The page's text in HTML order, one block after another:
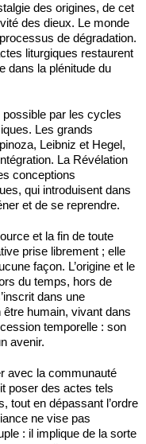
des origines, de cet
des dieux. Le monde
de dégradation.
liturgiques restaurent
dans la plénitude du
possible par les cycles
Les grands
Leibniz et Hegel,
La Révélation
conceptions
qui introduisent dans
et de se reprendre.
et la fin de toute
prise librement ; elle
façon. L’origine et le
du temps, hors de
dans une
humain, vivant dans
temporelle : son
avenir.
avec la communauté
poser des actes tels
tout en dépassant l’ordre
ne vise pas
: il implique de la sorte